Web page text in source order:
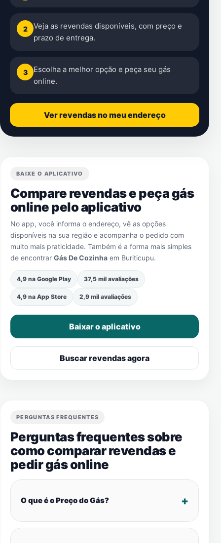
2
Veja as revendas disponíveis, com preço e
prazo de entrega.
3
Escolha a melhor opção e peça seu gás
online.
Ver revendas no meu endereço
BAIXE O APLICATIVO
Compare revendas e peça gás
online pelo aplicativo
No app, você informa o endereço, vê as opções
disponíveis na sua região e acompanha o pedido com
muito mais praticidade. Também é a forma mais simples
de encontrar Gás De Cozinha em Buriticupu.
4,9 na Google Play 37,5 mil avaliações
4,9 na App Store 2,9 mil avaliações
Baixar o aplicativo
Buscar revendas agora
PERGUNTAS FREQUENTES
Perguntas frequentes sobre
como comparar revendas e
pedir gás online
O que é o Preço do Gás?